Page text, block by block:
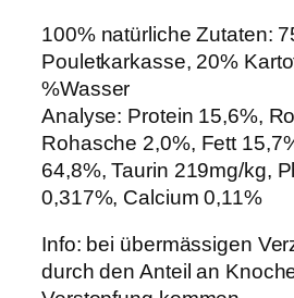
100% natürliche Zutaten:
Pouletkarkasse, 20%
%Wasser
Analyse: Protein 15,6%,
Rohasche 2,0%, Fett
64,8%, Taurin 219mg/kg,
0,317%, Calcium 0,11%
Info: bei übermässigen
durch den Anteil an